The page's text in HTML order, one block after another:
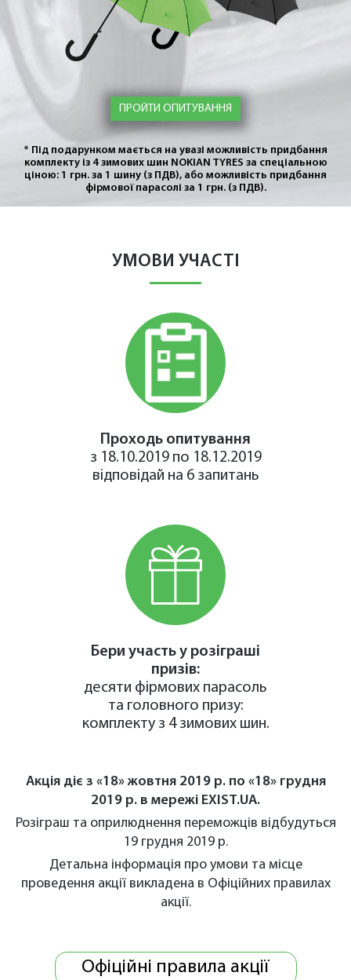
ПРОЙТИ ОПИТУВАННЯ
* Під подарунком мається на увазі можливість придбання
комплекту із 4 зимових шин NOKIAN TYRES за спеціальною
ціною: 1 грн. за 1 шину (з ПДВ), або можливість придбання
фірмової парасолі за 1 грн. (з ПДВ).
УМОВИ УЧАСТІ
Проходь опитування
з 18.10.2019 по 18.12.2019
відповідай на 6 запитань
Бери участь у розіграші
призів:
десяти фірмових парасоль
та головного призу:
комплекту з 4 зимових шин.
Акція діє з «18» жовтня 2019 р. по «18» грудня
2019 р. в мережі EXIST.UA.
Розіграш та оприлюднення переможців відбудуться
19 грудня 2019 р.
Детальна інформація про умови та місце
проведення акції викладена в Офіційних правилах
акції.
Офіційні правила акції